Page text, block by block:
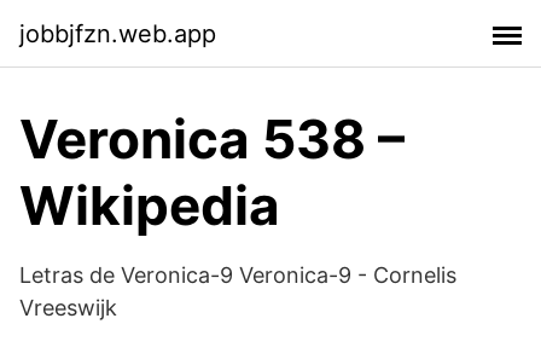
jobbjfzn.web.app
Veronica 538 –
Wikipedia
Letras de Veronica-9 Veronica-9 - Cornelis
Vreeswijk